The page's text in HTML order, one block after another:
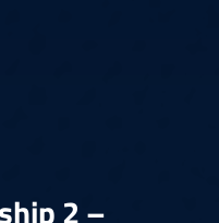
2 –